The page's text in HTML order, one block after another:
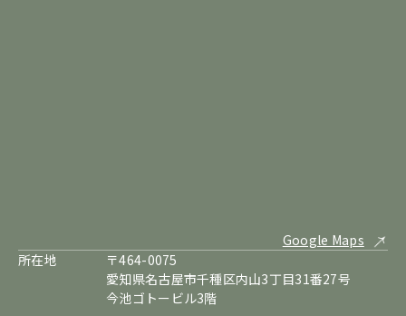
Google Maps
所在地
〒464-0075
愛知県名古屋市千種区内山3丁目31番27号
今池ゴトービル3階